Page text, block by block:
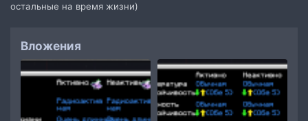
остальные на время жизни)
Вложения